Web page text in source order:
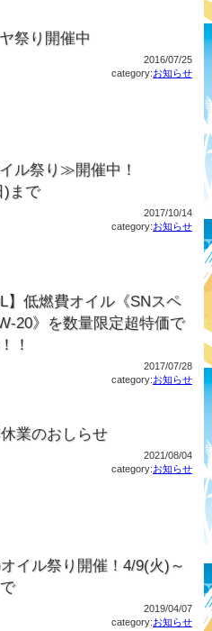
祭り開催中
2016/07/25
category:お知らせ
ル祭り≫開催中！
)まで
2017/10/14
category:お知らせ
】低燃費オイル《SNスペ
20》を数量限定超特価で
！
2017/07/28
category:お知らせ
業のおしらせ
2021/08/04
category:お知らせ
イル祭り開催！4/9(火)～
2019/04/07
category:お知らせ